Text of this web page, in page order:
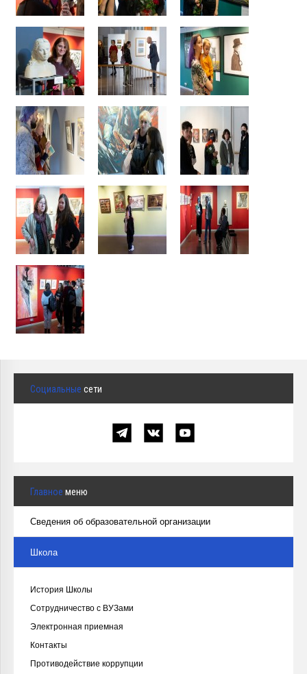
Социальные сети
Главное меню
Сведения об образовательной организации
Школа
История Школы
Сотрудничество с ВУЗами
Электронная приемная
Контакты
Противодействие коррупции